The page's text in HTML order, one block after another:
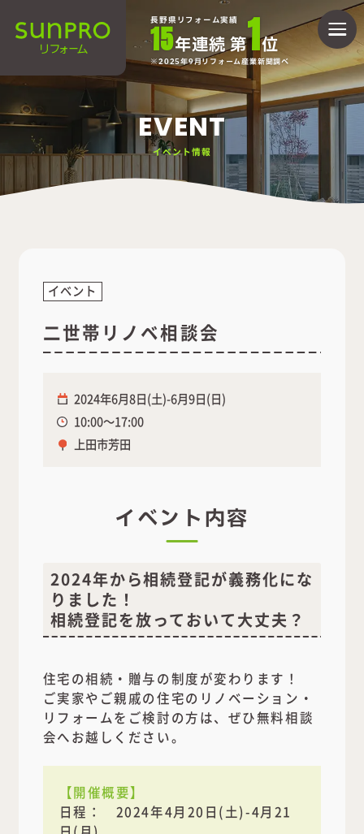
長野県リフォーム実績
15年連続 第1位
2025年9月リフォーム産業新聞調べ
EVENT
イベント情報
イベント
二世帯リノベ相談会
2024年6月8日(土)-6月9日(日)
10:00～17:00
上田市芳田
イベント内容
2024年から相続登記が義務化にな
りました！
相続登記を放っておいて大丈夫？
住宅の相続・贈与の制度が変わります！
ご実家やご親戚の住宅のリノベーション・
リフォームをご検討の方は、ぜひ無料相談
会へお越しください。
【開催概要】
日程： 2024年4月20日(土)-4月21
日(月)